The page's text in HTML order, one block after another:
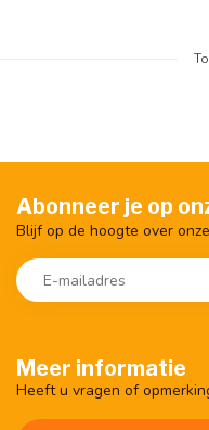
Meer informatie
Heeft u vragen of
Abonneer je op
Blijf op de hoogte over